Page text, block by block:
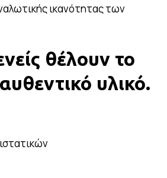
ικανότητας των
θέλουν το
υλικό.